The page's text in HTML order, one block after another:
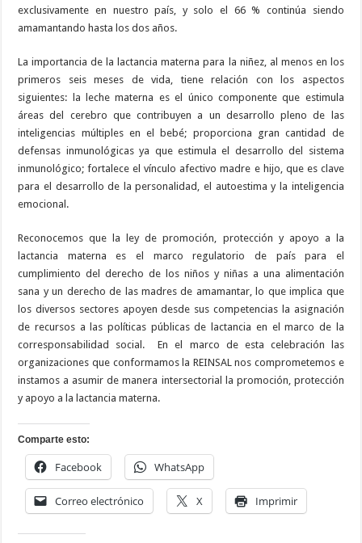
exclusivamente en nuestro país, y solo el 66 % continúa siendo
amamantando hasta los dos años.
La importancia de la lactancia materna para la niñez, al menos en los
primeros seis meses de vida, tiene relación con los aspectos
siguientes: la leche materna es el único componente que estimula
áreas del cerebro que contribuyen a un desarrollo pleno de las
inteligencias múltiples en el bebé; proporciona gran cantidad de
defensas inmunológicas ya que estimula el desarrollo del sistema
inmunológico; fortalece el vínculo afectivo madre e hijo, que es clave
para el desarrollo de la personalidad, el autoestima y la inteligencia
emocional.
Reconocemos que la ley de promoción, protección y apoyo a la
lactancia materna es el marco regulatorio de país para el
cumplimiento del derecho de los niños y niñas a una alimentación
sana y un derecho de las madres de amamantar, lo que implica que
los diversos sectores apoyen desde sus competencias la asignación
de recursos a las políticas públicas de lactancia en el marco de la
corresponsabilidad social.
En el marco de esta celebración las
organizaciones que conformamos la REINSAL nos comprometemos e
instamos a asumir de manera intersectorial la promoción, protección
y apoyo a la lactancia materna.
Comparte esto:
Facebook WhatsApp
Correo electrónico X Imprimir